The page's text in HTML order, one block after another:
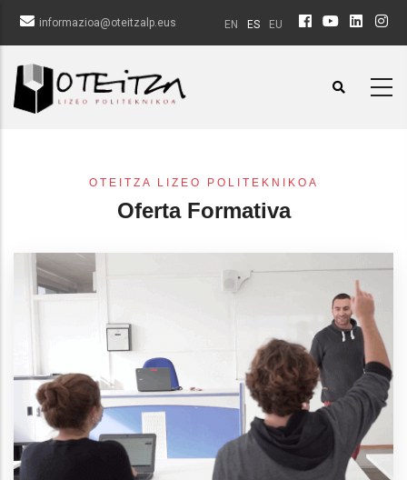
principal
informazioa@oteitzalp.eus EU
ES
EN
OTEITZA LIZEO POLITEKNIKOA
Oferta Formativa